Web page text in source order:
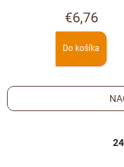
ruža
€6,76
Do košíka